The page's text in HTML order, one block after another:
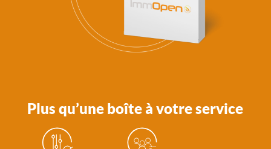
Plus qu’une boîte à votre service